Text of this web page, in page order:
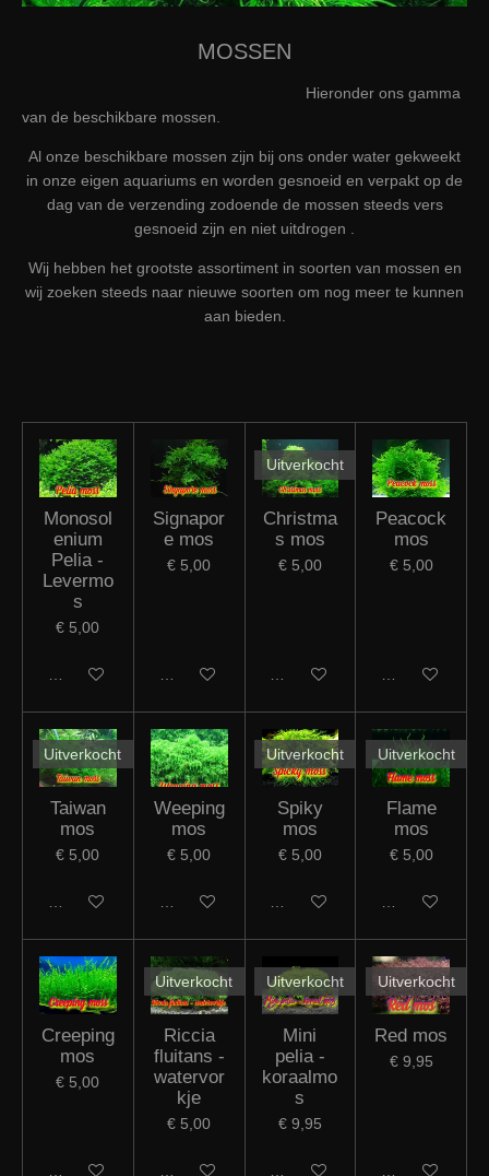
MOSSEN
Hieronder ons gamma
van de beschikbare mossen.
Al onze beschikbare mossen zijn bij ons onder water gekweekt
in onze eigen aquariums en worden gesnoeid en verpakt op de
dag van de verzending zodoende de mossen steeds vers
gesnoeid zijn en niet uitdrogen .
Wij hebben het grootste assortiment in soorten van mossen en
wij zoeken steeds naar nieuwe soorten om nog meer te kunnen
aan bieden.
Monosol
enium
Pelia -
Levermo
s
€ 5,00
In winkelwagen
Signapor
e mos
€ 5,00
In winkelwagen
Uitverkocht
Christma
s mos
€ 5,00
Houd mij op de hoogte
Peacock
mos
€ 5,00
In winkelwagen
Uitverkocht
Taiwan
mos
€ 5,00
Houd mij op de hoogte
Weeping
mos
€ 5,00
In winkelwagen
Uitverkocht
Spiky
mos
€ 5,00
Houd mij op de hoogte
Uitverkocht
Flame
mos
€ 5,00
Houd mij op
Creeping
mos
€ 5,00
In winkelwagen
Uitverkocht
Riccia
fluitans -
watervor
kje
€ 5,00
Houd mij op de hoogte
Uitverkocht
Mini
pelia -
koraalmo
s
€ 9,95
Houd mij op de hoogte
Uitverkocht
Red mos
€ 9,95
Houd mij op